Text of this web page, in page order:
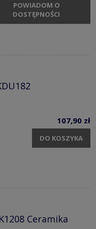
POWIADOM O
DOSTĘPNOŚCI
107,90 zł
DO KOSZYKA
Ceramika